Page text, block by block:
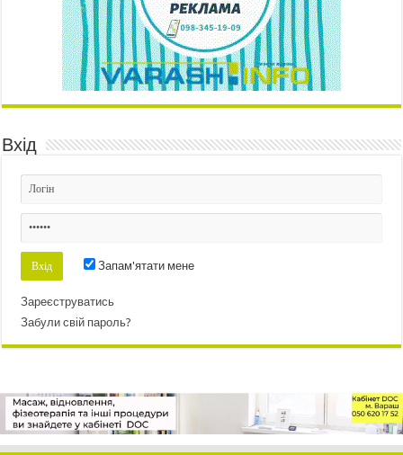
Вхід
Запам'ятати мене
Зареєструватись
Забули свій пароль?